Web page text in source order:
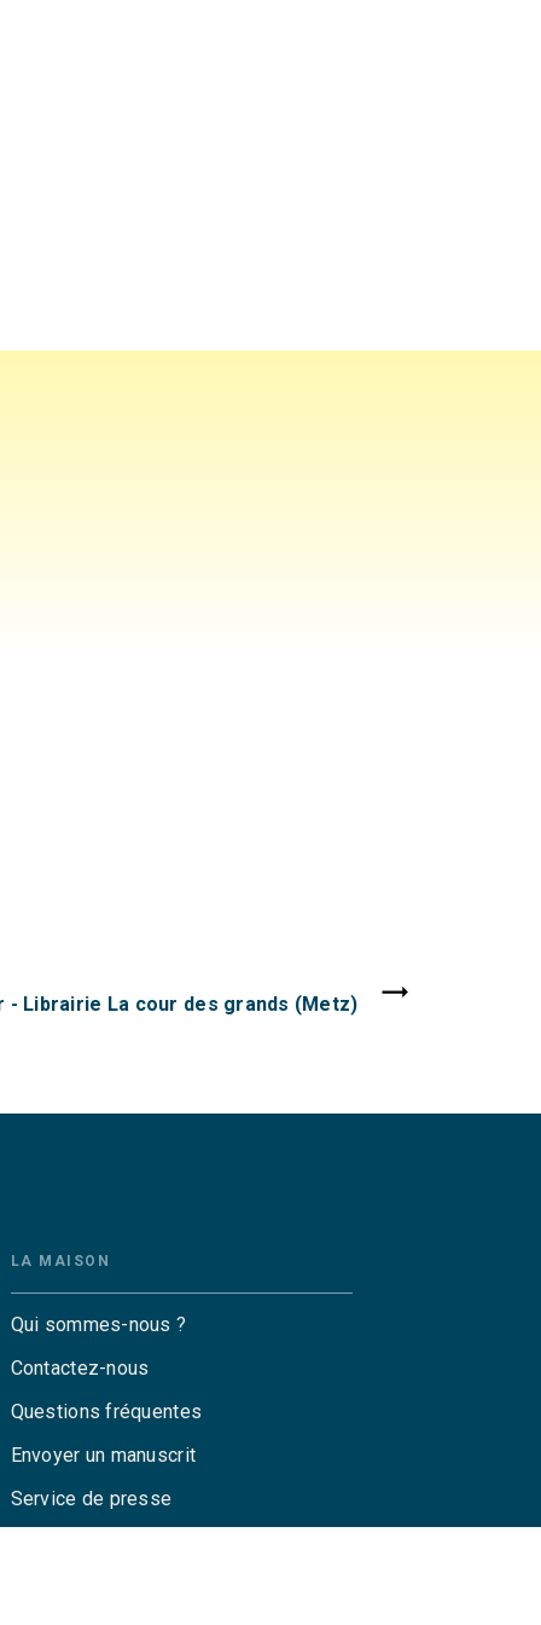
- Librairie La cour des grands (Metz)
LA MAISON
Qui sommes-nous ?
Contactez-nous
Questions fréquentes
Envoyer un manuscrit
Service de presse